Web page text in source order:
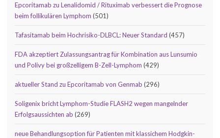
Epcoritamab zu Lenalidomid / Rituximab verbessert die Prognose
beim follikulären Lymphom (501)
Tafasitamab beim Hochrisiko-DLBCL: Neuer Standard (457)
FDA akzeptiert Zulassungsantrag für Kombination aus Lunsumio
und Polivy bei großzelligem B-Zell-Lymphom (429)
aktueller Stand zu Epcoritamab von Genmab (296)
Soligenix bricht Lymphom-Studie FLASH2 wegen mangelnder
Erfolgsaussichten ab (269)
neue Behandlungsoption für Patienten mit klassichem Hodgkin-